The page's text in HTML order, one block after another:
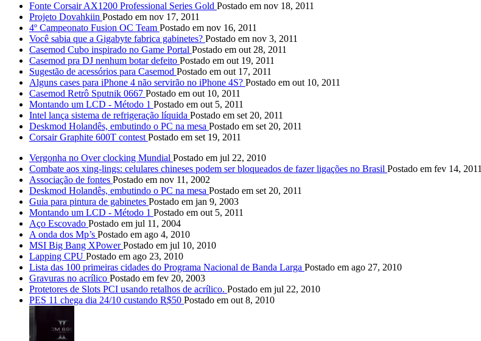
Fonte Corsair AX1200 Professional Series Gold Postado em nov 18, 2011
Projeto Dovahkiin Postado em nov 17, 2011
4º Campeonato Fusion OC Team Postado em nov 16, 2011
Você sabia que a Gigabyte fabrica gabinetes? Postado em nov 3, 2011
Casemod Cubo inspirado no Game Portal Postado em out 28, 2011
Casemod pra DJ nenhum botar defeito Postado em out 19, 2011
Sugestão de acessórios para Casemod Postado em out 17, 2011
Alguns cases para iPhone 4 não servirão no iPhone 4S? Postado em out 10, 2011
Casemod Retrô Sputnik 0667 Postado em out 10, 2011
Montando um LCD - Método 1 Postado em out 5, 2011
Intel lança sistema de refrigeração líquida Postado em set 20, 2011
Deskmod Holandês, embutindo o PC na mesa Postado em set 20, 2011
Corsair Graphite 600T contest Postado em set 19, 2011
Vergonha no Over clocking Mundial Postado em jul 22, 2010
Combate aos xing-lings: celulares chineses podem ser bloqueados de fazer ligações no Brasil Postado em fev 14, 2011
Associação de fontes Postado em nov 11, 2002
Deskmod Holandês, embutindo o PC na mesa Postado em set 20, 2011
Guia para pintura de gabinetes Postado em jan 9, 2003
Montando um LCD - Método 1 Postado em out 5, 2011
Aço Escovado Postado em jul 11, 2004
A onda dos Mp’s Postado em ago 4, 2010
MSI Big Bang XPower Postado em jul 10, 2010
Lapping CPU Postado em ago 23, 2010
Lista das 100 primeiras cidades do Programa Nacional de Banda Larga Postado em ago 27, 2010
Gravuras no acrílico Postado em fev 20, 2003
Protetores de Slots PCI usando retalhos de acrílico. Postado em jul 22, 2010
PES 11 chega dia 24/10 custando R$50 Postado em out 8, 2010